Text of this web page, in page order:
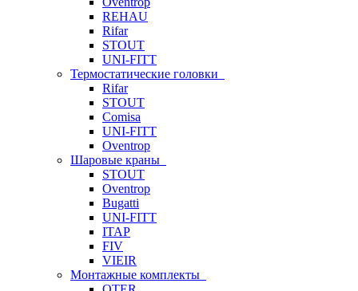
REHAU
Rifar
STOUT
UNI-FITT
Термостатические головки
Rifar
STOUT
Comisa
UNI-FITT
Oventrop
Шаровые краны
STOUT
Oventrop
Bugatti
UNI-FITT
ITAP
FIV
VIEIR
Монтажные комплекты